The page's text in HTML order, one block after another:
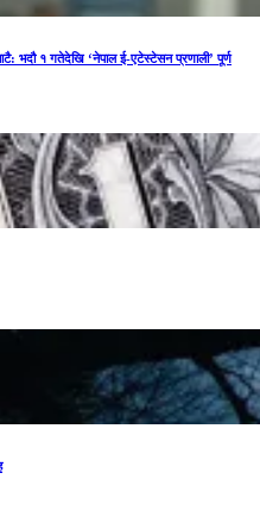
भदौ १ गतेदेखि ‘नेपाल ई-एटेस्टेसन प्रणाली’ पूर्ण